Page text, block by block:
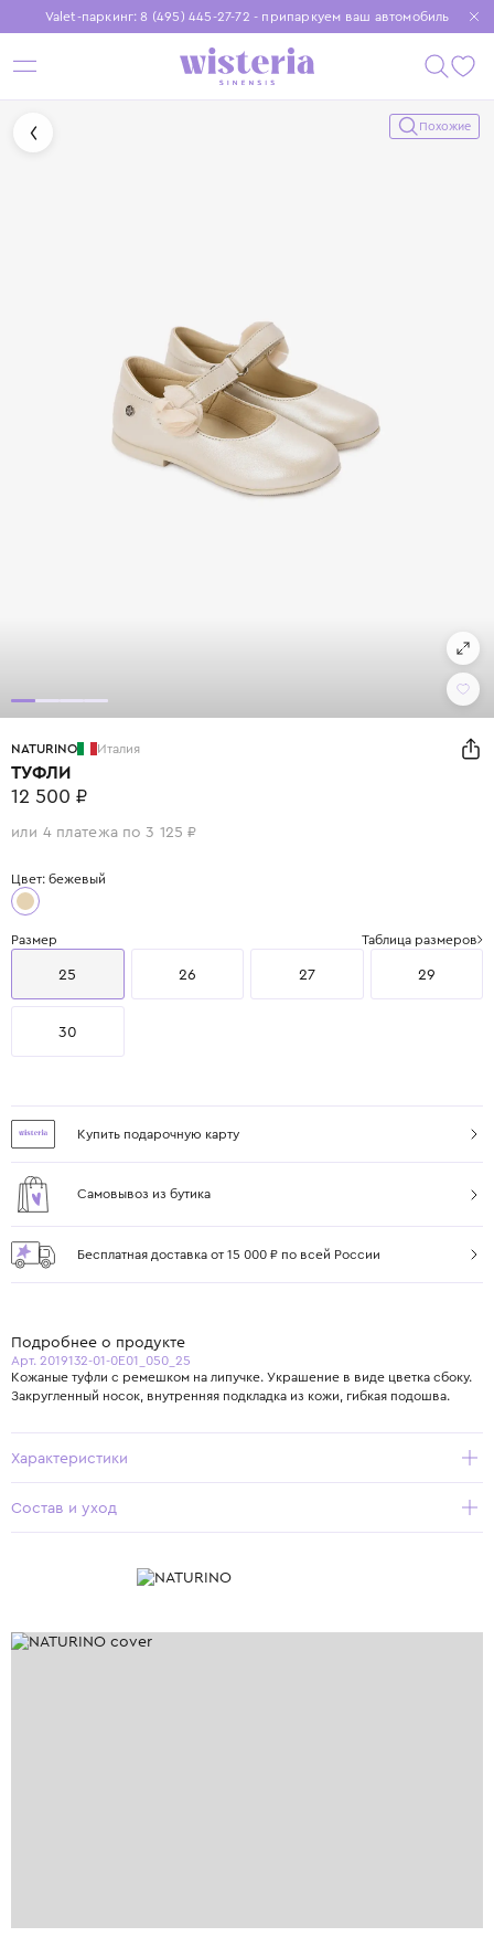
Valet-паркинг: 8 (495) 445-27-72 - припаркуем ваш автомобиль
Бесплатная доставка при заказе от 15 000 ₽
Установите приложение, чтобы покупки были еще удобнее
Похожие
NATURINO Италия
ТУФЛИ
12 500 ₽
или 4 платежа по 3 125 ₽
Цвет: бежевый
Размер Таблица размеров
25 26 27 29
30
Купить подарочную карту
Самовывоз из бутика
Бесплатная доставка от 15 000 ₽ по всей России
Подробнее о продукте
Арт. 2019132-01-0E01_050_25
Кожаные туфли с ремешком на липучке. Украшение в виде цветка сбоку.
Закругленный носок, внутренняя подкладка из кожи, гибкая подошва.
Характеристики
Состав и уход